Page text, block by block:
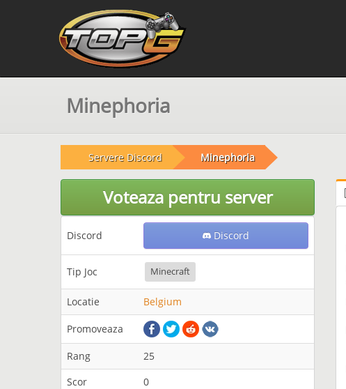
Minephoria
Servere Discord Minephoria
Voteaza pentru server
Discord Discord
Tip Joc Minecraft
Locatie Belgium
Promoveaza
Rang
25
Scor
0